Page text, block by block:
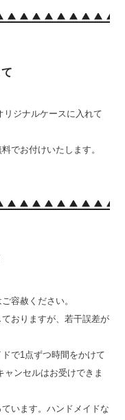
リジナルケースに入れて
でお付けいたします。
容赦ください。
おりますが、若干誤差が
で1点ずつ時間をかけて
ンセルはお受けできま
います。ハンドメイドな